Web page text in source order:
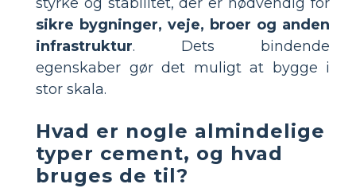
sikre bygninger, veje, broer og anden
infrastruktur. Dets bindende
egenskaber gør det muligt at bygge i
stor skala.
Hvad er nogle almindelige
typer cement, og hvad
bruges de til?